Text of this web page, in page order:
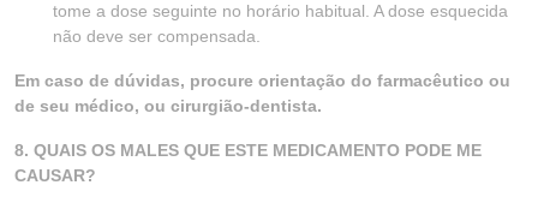
tome a dose seguinte no horário habitual. A dose esquecida
não deve ser compensada.
Em caso de dúvidas, procure orientação do farmacêutico ou
de seu médico, ou cirurgião-dentista.
8. QUAIS OS MALES QUE ESTE MEDICAMENTO PODE ME
CAUSAR?